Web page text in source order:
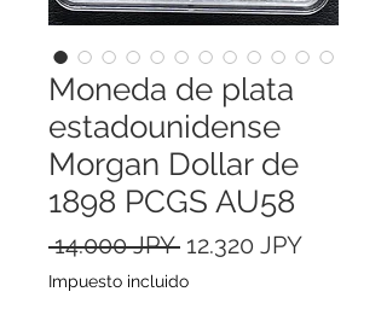
Moneda de plata
estadounidense
Morgan Dollar de
1898 PCGS AU58
14.000 JPY Precio
12.320 JPYPrecio
Impuesto incluido